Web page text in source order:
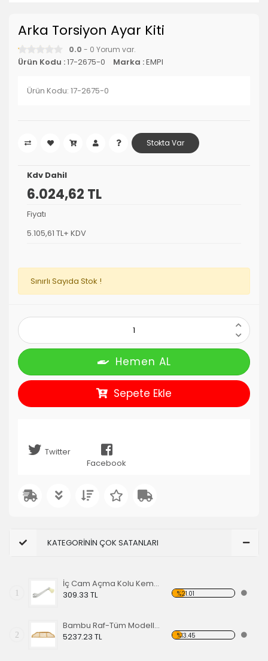
Arka Torsiyon Ayar Kiti
0.0 - 0 Yorum var.
Ürün Kodu :17-2675-0 Marka :EMPI
Ürün Kodu: 17-2675-0
Stokta Var
Kdv Dahil
6.024,62 TL
Fiyatı
5.105,61 TL+ KDV
Sınırlı Sayıda Stok !
Hemen AL
Sepete Ekle
Twitter
Facebook
KATEGORİNİN ÇOK SATANLARI
1
İç Cam Açma Kolu Kemik Renk-56-67 EA
309.33 TL
%21.01
2
Bambu Raf-Tüm Modeller İçin
5237.23 TL
%13.45